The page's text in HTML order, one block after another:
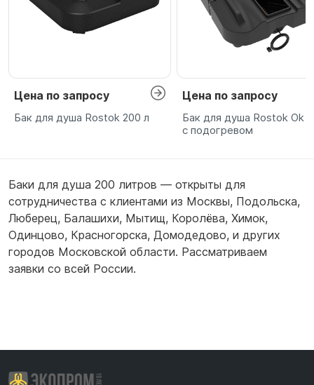
Цена по запросу
Бак для душа Rostok 200 л
Цена по запросу
Бак для душа Rostok Ok
с подогревом
Баки для душа 200 литров — открыты для
сотрудничества с клиентами из Москвы, Подольска,
Люберец, Балашихи, Мытищ, Королёва, Химок,
Одинцово, Красногорска, Домодедово, и других
городов Московской области. Рассматриваем
заявки со всей России.